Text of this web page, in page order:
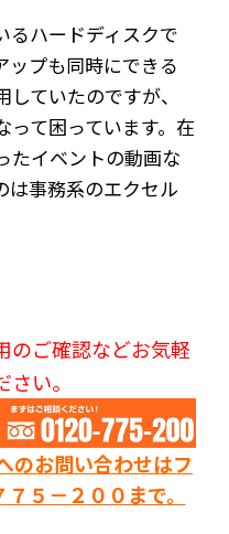
るハードディスクで
ップも同時にできる
ていたのですが、
て困っています。在
たイベントの動画な
は事務系のエクセル
のご確認などお気軽
い。
のお問い合わせはフ
５－２００まで。